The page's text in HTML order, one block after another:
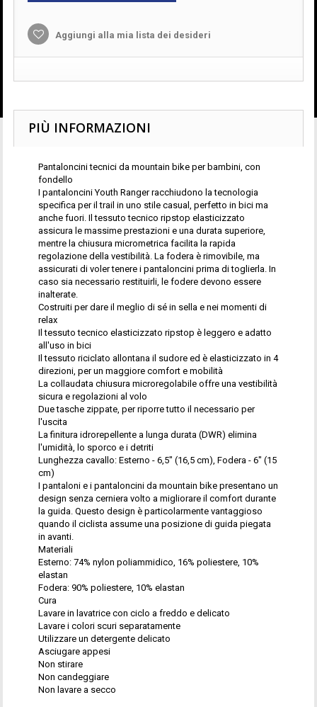
Aggiungi alla mia lista dei desideri
PIÙ INFORMAZIONI
Pantaloncini tecnici da mountain bike per bambini, con
fondello
I pantaloncini Youth Ranger racchiudono la tecnologia
specifica per il trail in uno stile casual, perfetto in bici ma
anche fuori. Il tessuto tecnico ripstop elasticizzato
assicura le massime prestazioni e una durata superiore,
mentre la chiusura micrometrica facilita la rapida
regolazione della vestibilità. La fodera è rimovibile, ma
assicurati di voler tenere i pantaloncini prima di toglierla. In
caso sia necessario restituirli, le fodere devono essere
inalterate.
Costruiti per dare il meglio di sé in sella e nei momenti di
relax
Il tessuto tecnico elasticizzato ripstop è leggero e adatto
all'uso in bici
Il tessuto riciclato allontana il sudore ed è elasticizzato in 4
direzioni, per un maggiore comfort e mobilità
La collaudata chiusura microregolabile offre una vestibilità
sicura e regolazioni al volo
Due tasche zippate, per riporre tutto il necessario per
l'uscita
La finitura idrorepellente a lunga durata (DWR) elimina
l'umidità, lo sporco e i detriti
Lunghezza cavallo: Esterno - 6,5" (16,5 cm), Fodera - 6" (15
cm)
I pantaloni e i pantaloncini da mountain bike presentano un
design senza cerniera volto a migliorare il comfort durante
la guida. Questo design è particolarmente vantaggioso
quando il ciclista assume una posizione di guida piegata
in avanti.
Materiali
Esterno: 74% nylon poliammidico, 16% poliestere, 10%
elastan
Fodera: 90% poliestere, 10% elastan
Cura
Lavare in lavatrice con ciclo a freddo e delicato
Lavare i colori scuri separatamente
Utilizzare un detergente delicato
Asciugare appesi
Non stirare
Non candeggiare
Non lavare a secco